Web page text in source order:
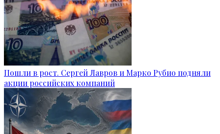
Пошли в рост. Сергей Лавров и Марко Рубио подняли
акции российских компаний